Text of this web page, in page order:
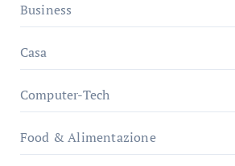
Business
Casa
Computer-Tech
Food & Alimentazione